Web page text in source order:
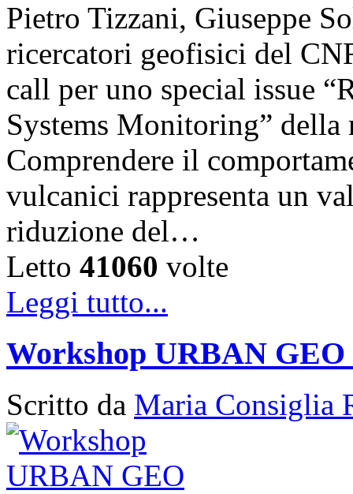
Pietro Tizzani, Giuseppe
ricercatori geofisici del
call per uno special issue
Systems Monitoring”
Comprendere il
vulcanici rappresenta un
riduzione del…
Letto 41060 volte
Leggi tutto...
Workshop URBAN
Scritto da Maria Consiglia